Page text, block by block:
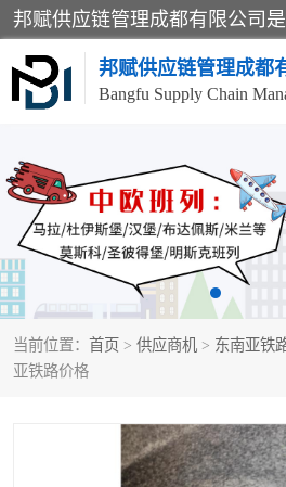
邦赋供应链管理成都
当前位置： 首页 > 供应商机 > 东南亚铁
亚铁路价格
进出口门到门
国际汽运
食品进口物流清关
化妆品进口清关物流